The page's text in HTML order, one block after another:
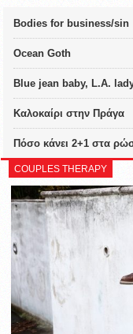
Bodies for business/sin
Ocean Goth
Blue jean baby, L.A.
Καλοκαίρι στην Πράγα
Πόσο κάνει 2+1 στα
COUPLES THERAPY